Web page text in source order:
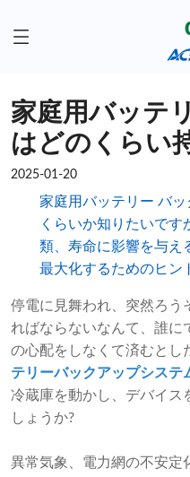
家庭用バッテ
はどのくらい
2025-01-20
家庭用バッテリー バ
くらいか知りたいです
類、寿命に影響を与え
最大化するためのヒン
停電に見舞われ、突然ろう
ればならないなんて、誰に
の心配をしなくて済むとし
テリーバックアップシステ
冷蔵庫を動かし、デバイス
しょうか?
異常気象、電力網の不安定